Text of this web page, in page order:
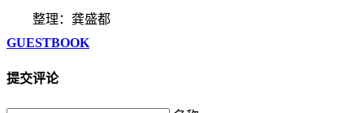
整理：龚盛都
GUESTBOOK
提交评论